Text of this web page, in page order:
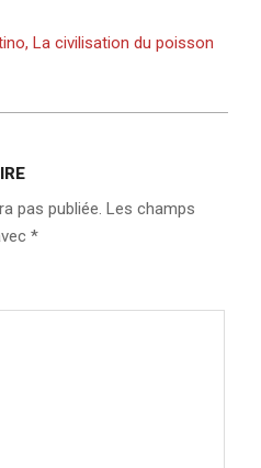
La civilisation du poisson
pas publiée. Les champs
*